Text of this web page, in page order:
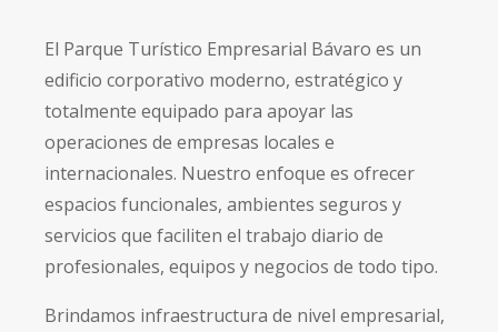
El Parque Turístico Empresarial Bávaro es un
edificio corporativo moderno, estratégico y
totalmente equipado para apoyar las
operaciones de empresas locales e
internacionales. Nuestro enfoque es ofrecer
espacios funcionales, ambientes seguros y
servicios que faciliten el trabajo diario de
profesionales, equipos y negocios de todo tipo.
Brindamos infraestructura de nivel empresarial,